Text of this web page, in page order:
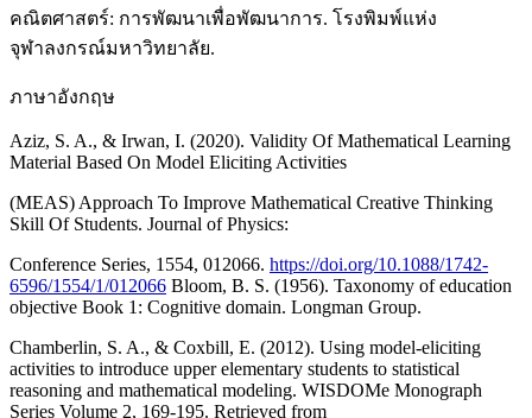
คณิตศาสตร์: การพัฒนาเพื่อพัฒนาการ. โรงพิมพ์แห่ง
จุฬาลงกรณ์มหาวิทยาลัย.
ภาษาอังกฤษ
Aziz, S. A., & Irwan, I. (2020). Validity Of Mathematical Learning
Material Based On Model Eliciting Activities
(MEAS) Approach To Improve Mathematical Creative Thinking
Skill Of Students. Journal of Physics:
Conference Series, 1554, 012066. https://doi.org/10.1088/1742-
6596/1554/1/012066 Bloom, B. S. (1956). Taxonomy of education
objective Book 1: Cognitive domain. Longman Group.
Chamberlin, S. A., & Coxbill, E. (2012). Using model-eliciting
activities to introduce upper elementary students to statistical
reasoning and mathematical modeling. WISDOMe Monograph
Series Volume 2, 169-195. Retrieved from